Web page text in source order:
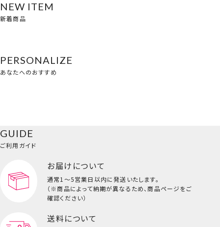
NEW ITEM
新着商品
PERSONALIZE
あなたへのおすすめ
GUIDE
ご利用ガイド
お届けについて
通常1～5営業日以内に発送いたします。
（※商品によって納期が異なるため、商品ページをご
確認ください）
送料について